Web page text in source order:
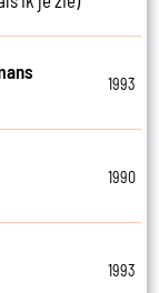
1993
1990
1993